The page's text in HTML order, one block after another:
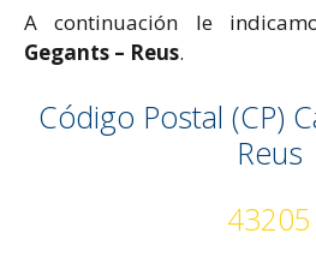
A continuación le
Gegants – Reus.
Código Postal (CP)
Reus
43205